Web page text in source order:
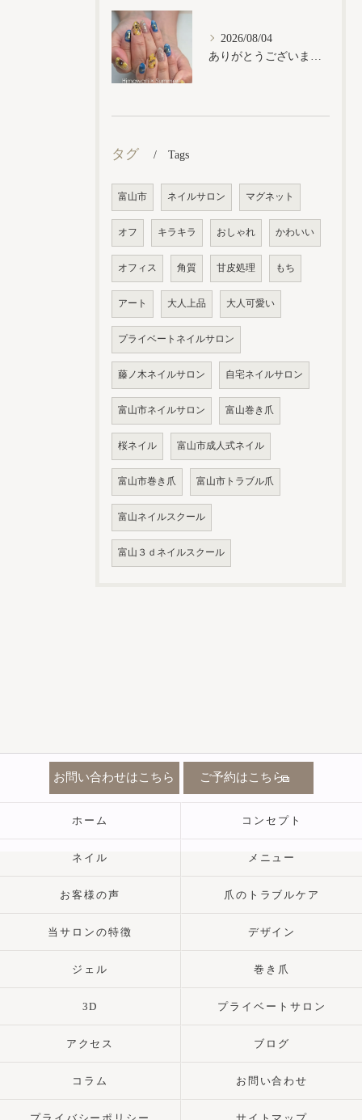
2026/08/04
タグ Tags
富山市 ネイルサロン マグネット
オフ キラキラ おしゃれ かわいい
オフィス 角質 甘皮処理 もち
アート 大人上品 大人可愛い
プライベートネイルサロン
藤ノ木ネイルサロン 自宅ネイルサロン
富山市ネイルサロン 富山巻き爪
桜ネイル 富山市成人式ネイル
富山市巻き爪 富山市トラブル爪
富山ネイルスクール
富山３ｄネイルスクール
お問い合わせはこちら ご予約はこちら
ホーム コンセプト
ネイル メニュー
お客様の声 爪のトラブルケア
当サロンの特徴 デザイン
ジェル 巻き爪
3D プライベートサロン
アクセス ブログ
コラム お問い合わせ